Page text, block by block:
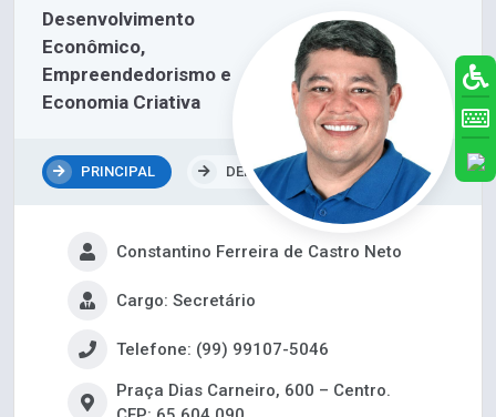
Desenvolvimento
Econômico,
Empreendedorismo e
Economia Criativa
PRINCIPAL DEPARTAMENTOS
Constantino Ferreira de Castro Neto
Cargo: Secretário
Telefone: (99) 99107-5046
Praça Dias Carneiro, 600 – Centro.